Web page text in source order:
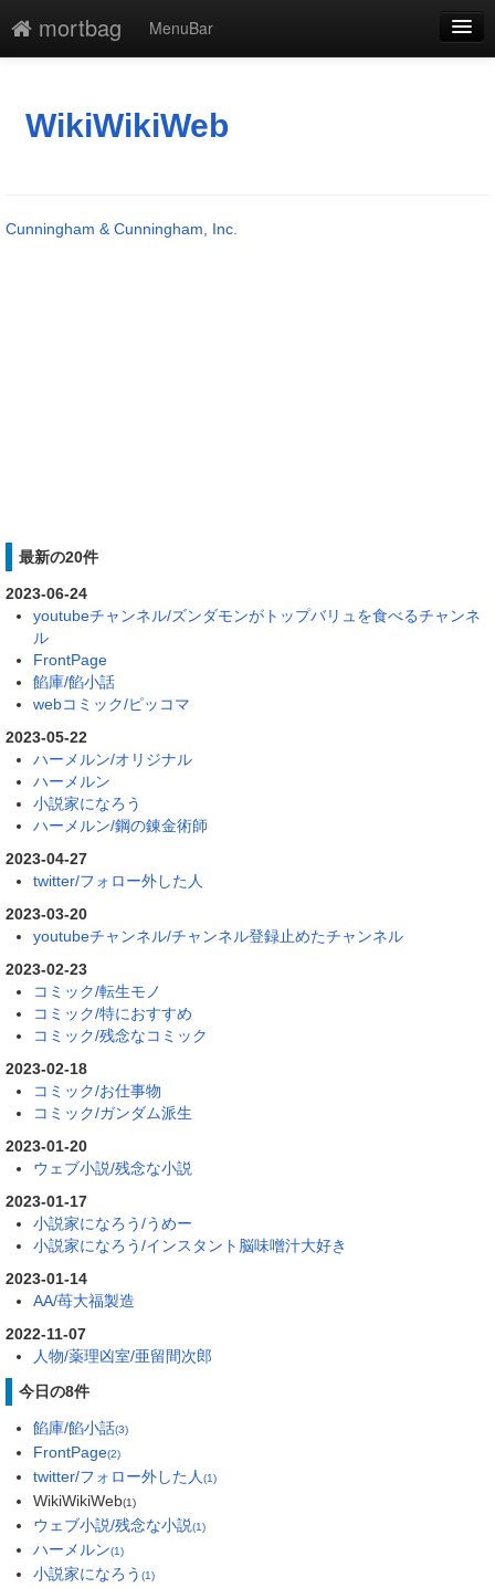
mortbag
MenuBar
添付
WikiWikiWeb
Cunningham & Cunningham, Inc.
最新の20件
2023-06-24
youtubeチャンネル/ズンダモンがトップバリュを食べるチャンネ
ル
FrontPage
餡庫/餡小話
webコミック/ピッコマ
2023-05-22
ハーメルン/オリジナル
ハーメルン
小説家になろう
ハーメルン/鋼の錬金術師
2023-04-27
twitter/フォロー外した人
2023-03-20
youtubeチャンネル/チャンネル登録止めたチャンネル
2023-02-23
コミック/転生モノ
コミック/特におすすめ
コミック/残念なコミック
2023-02-18
コミック/お仕事物
コミック/ガンダム派生
2023-01-20
ウェブ小説/残念な小説
2023-01-17
小説家になろう/うめー
小説家になろう/インスタント脳味噌汁大好き
2023-01-14
AA/苺大福製造
2022-11-07
人物/薬理凶室/亜留間次郎
今日の8件
餡庫/餡小話(3)
FrontPage(2)
twitter/フォロー外した人 (1)
WikiWikiWeb(1)
ウェブ小説/残念な小説(1)
ハーメルン(1)
小説家になろう (1)